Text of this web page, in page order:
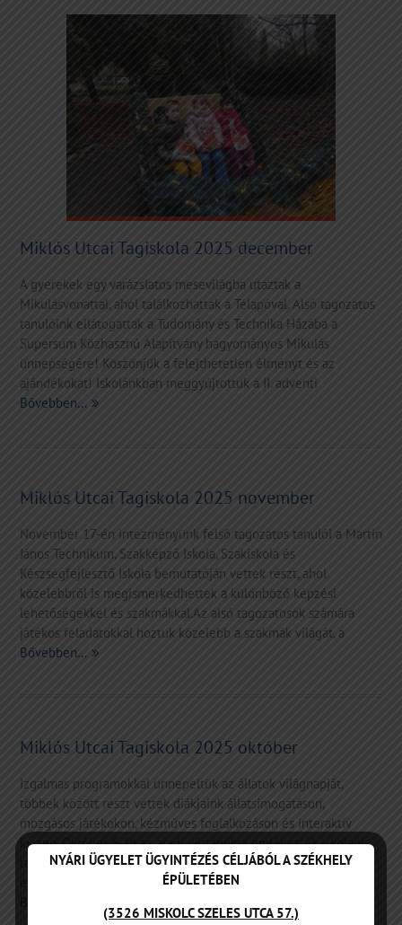
Miklós Utcai Tagiskola 2025 december
A gyerekek egy varázslatos mesevilágba utaztak a
Mikulásvonattal, ahol találkozhattak a Télapóval. Alsó tagozatos
tanulóink ellátogattak a Tudomány és Technika Házába a
Supersum Közhasznú Alapítvány hagyományos Mikulás
ünnepségére! Köszönjük a felejthetetlen élményt és az
ajándékokat! Iskolánkban meggyújtottuk a II. adventi
Bővebben…
Miklós Utcai Tagiskola 2025 november
November 17-én intézményünk felső tagozatos tanulói a Martin
János Technikum, Szakképző Iskola, Szakiskola és
Készségfejlesztő Iskola bemutatóján vettek részt, ahol
közelebbről is megismerkedhettek a különböző képzési
lehetőségekkel és szakmákkal.Az alsó tagozatosok számára
játékos feladatokkal hoztuk közelebb a szakmák világát, a
Bővebben…
Miklós Utcai Tagiskola 2025 október
Izgalmas programokkal ünnepeltük az állatok világnapját,
többek között részt vettek diákjaink állatsimogatáson,
mozgásos játékokon, kézműves foglalkozáson és interaktív
kvízen. Október 6-án az aradi vértanúkra emlékeztek iskolánk
tanulói. Iskolánk közössége az 1956-os forradalom hőseire
emlékezett. Diákjaink ünnepi műsorban idézték fel a
NYÁRI ÜGYELET ÜGYINTÉZÉS CÉLJÁBÓL A SZÉKHELY
ÉPÜLETÉBEN
(3526 MISKOLC SZELES UTCA 57.)